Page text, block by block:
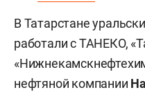
В Татарстане
работали с ТАНЕКО,
нефтяной компании